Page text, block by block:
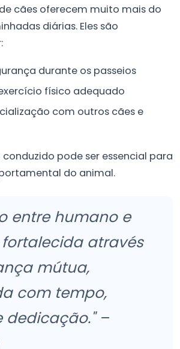
cães oferecem muito mais do
diárias. Eles são
durante os passeios
físico adequado
com outros cães e
pode ser essencial para
do animal.
entre humano e
através
mútua,
com tempo,
dedicação." –